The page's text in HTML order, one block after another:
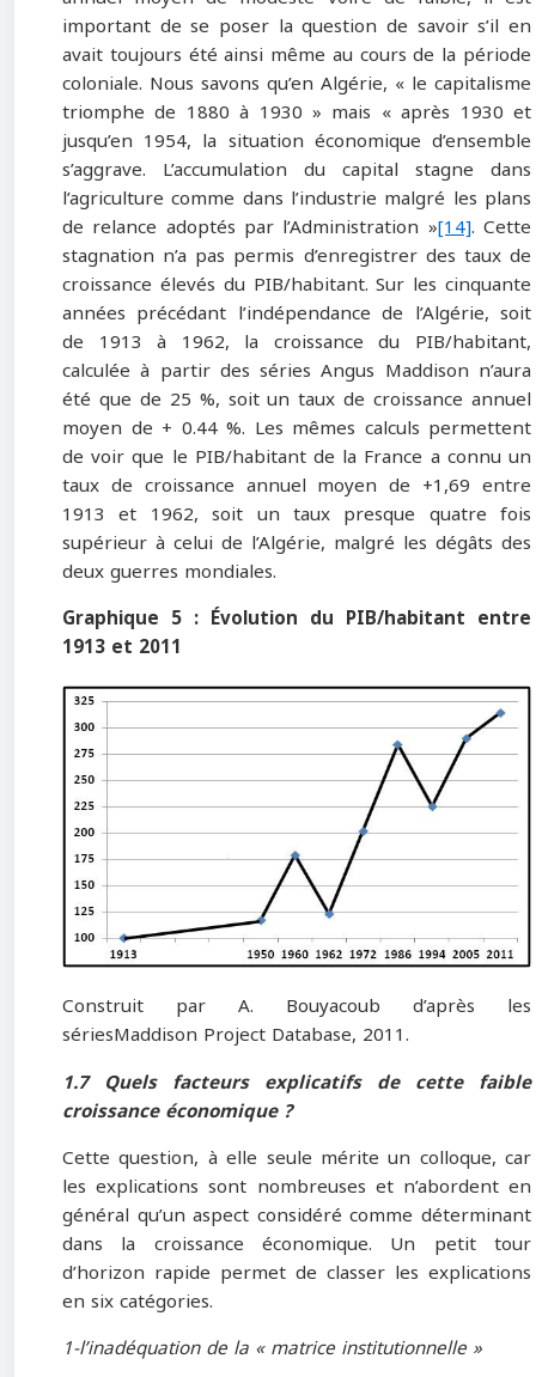
important de se poser la question de savoir s’il en
avait toujours été ainsi même au cours de la période
coloniale. Nous savons qu’en Algérie, « le capitalisme
triomphe de 1880 à 1930 » mais « après 1930 et
jusqu’en 1954, la situation économique d’ensemble
s’aggrave. L’accumulation du capital stagne dans
l’agriculture comme dans l’industrie malgré les plans
de relance adoptés par l’Administration »[14]. Cette
stagnation n’a pas permis d’enregistrer des taux de
croissance élevés du PIB/habitant. Sur les cinquante
années précédant l’indépendance de l’Algérie, soit
de 1913 à 1962, la croissance du PIB/habitant,
calculée à partir des séries Angus Maddison n’aura
été que de 25 %, soit un taux de croissance annuel
moyen de + 0.44 %. Les mêmes calculs permettent
de voir que le PIB/habitant de la France a connu un
taux de croissance annuel moyen de +1,69 entre
1913 et 1962, soit un taux presque quatre fois
supérieur à celui de l’Algérie, malgré les dégâts des
deux guerres mondiales.
Graphique 5 : Évolution du PIB/habitant entre
1913 et 2011
Construit par A. Bouyacoub d’après les
sériesMaddison Project Database, 2011.
1.7 Quels facteurs explicatifs de cette faible
croissance économique ?
Cette question, à elle seule mérite un colloque, car
les explications sont nombreuses et n’abordent en
général qu’un aspect considéré comme déterminant
dans la croissance économique. Un petit tour
d’horizon rapide permet de classer les explications
en six catégories.
1-l’inadéquation de la « matrice institutionnelle »